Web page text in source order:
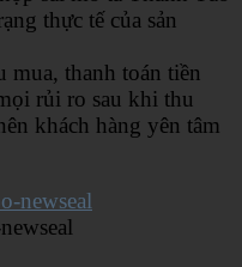
thực tế của sản
mua, thanh toán tiền
rủi ro sau khi thu
khách hàng yên tâm